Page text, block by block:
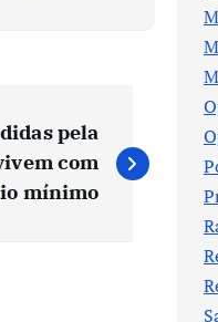
pela
com
mínimo